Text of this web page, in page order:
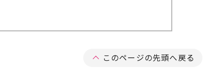
このページの先頭へ戻る